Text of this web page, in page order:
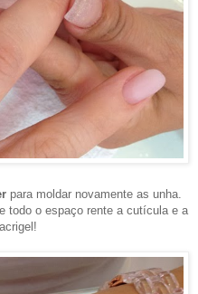
para moldar novamente as unha.
todo o espaço rente a cutícula e a